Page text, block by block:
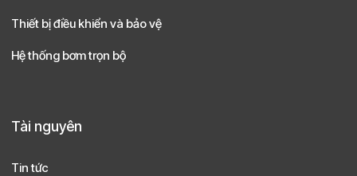
Thiết bị điều khiển và bảo vệ
Hệ thống bơm trọn bộ
Tài nguyên
Tin tức